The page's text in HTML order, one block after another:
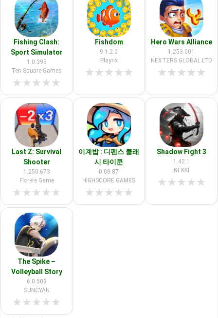
Fishing Clash:
Sport Simulator
1.0.395
Ten Square Games
★★★★★
Fishdom
9.1.2.0
Playrix
★★★★★
Hero Wars Alliance
1.253.001
NEXTERS GLOBAL LTD
★★★★★
Last Z: Survival
Shooter
1.250.673
Florere Game
★★★★★
이계밥 : 디펜스 클래
시 타이쿤
0.08.87
HIGHSCORE GAMES
★★★★★
Shadow Fight 3
1.42.1
NEKKI
★★★★★
The Spike –
Volleyball Story
6.0.503
SUNCYAN
★★★★★